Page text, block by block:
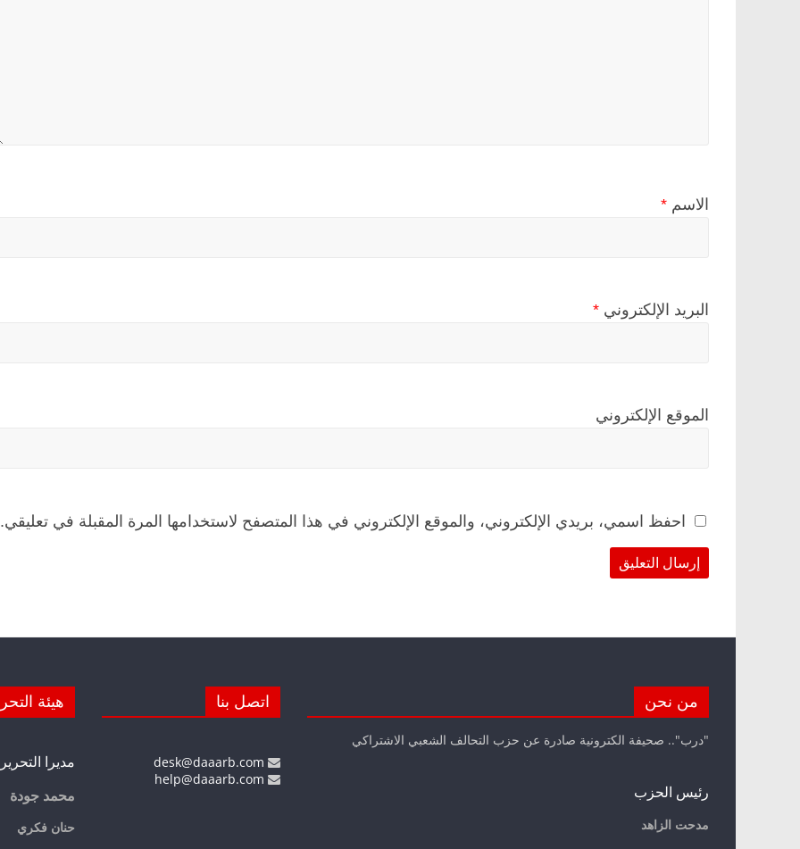
الاسم *
البريد الإلكتروني *
الموقع الإلكتروني
احفظ اسمي، بريدي الإلكتروني، والموقع الإلكتروني في هذا المتصفح لاستخدامها المرة المقبلة في تعليقي.
من نحن
"درب".. صحيفة الكترونية صادرة عن حزب التحالف الشعبي الاشتراكي
رئيس الحزب
مدحت الزاهد
اتصل بنا هيئة
مديرا التحرير
محمد جودة
حنان فكري